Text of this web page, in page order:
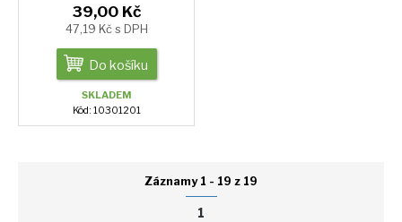
39,00 Kč
47,19 Kč s DPH
Do košíku
SKLADEM
Kód: 10301201
Záznamy 1 - 19 z 19
1